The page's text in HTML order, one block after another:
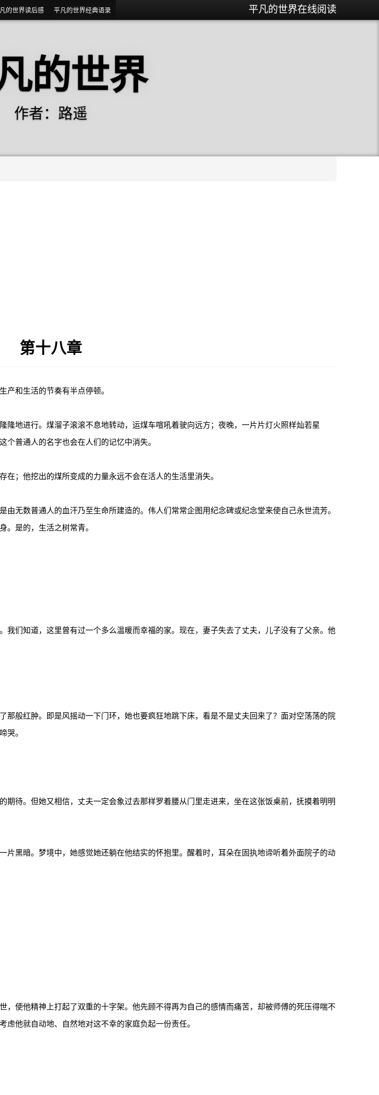
平凡的世界在线阅读
的世界读后感 平凡的世界经典语录
的世界
作者：路遥
第十八章
和生活的节奏有半点停顿。
地进行。煤溜子滚滚不息地转动，运煤车喧吼着驶向远方；夜晚，一片片灯火照样灿若星
普通人的名字也会在人们的记忆中消失。
；他挖出的煤所变成的力量永远不会在活人的生活里消失。
无数普通人的血汗乃至生命所建造的。伟人们常常企图用纪念碑或纪念堂来使自己永世流芳。
是的，生活之树常青。
们知道，这里曾有过一个多么温暖而幸福的家。现在，妻子失去了丈夫，儿子没有了父亲。他
般红肿。即是风摇动一下门环，她也要疯狂地跳下床，看是不是丈夫回来了？面对空荡荡的院
哭。
待。但她又相信，丈夫一定会象过去那样罗着腰从门里走进来，坐在这张饭桌前，抚摸着明明
黑暗。梦境中，她感觉她还躺在他结实的怀抱里。醒着时，耳朵在固执地谛听着外面院子的动
使他精神上打起了双重的十字架。他先顾不得再为自己的感情而痛苦，却被师傅的死压得喘不
他就自动地、自然地对这不幸的家庭负起一份责任。